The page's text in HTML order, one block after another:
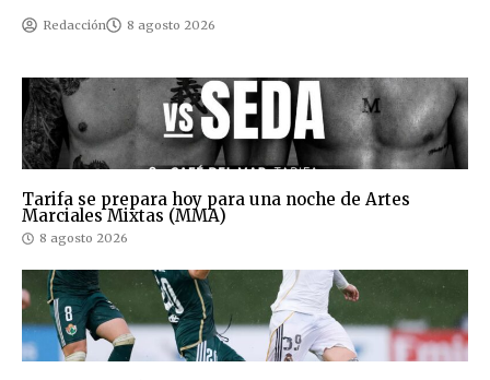
Redacción 8 agosto 2026
Tarifa se prepara hoy para una noche de Artes
Marciales Mixtas (MMA)
8 agosto 2026